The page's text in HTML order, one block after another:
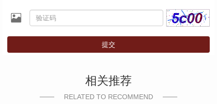
提交
相关推荐
RELATED TO RECOMMEND